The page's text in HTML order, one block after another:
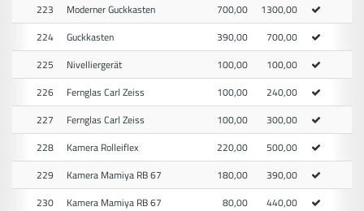
223
Moderner Guckkasten 700,00
1300,00
224
Guckkasten 390,00
700,00
225
Nivelliergerät 100,00
100,00
226
Fernglas Carl Zeiss 100,00
240,00
227
Fernglas Carl Zeiss 100,00
300,00
228
Kamera Rolleiflex 220,00
500,00
229
Kamera Mamiya RB 67 180,00
390,00
230
Kamera Mamiya RB 67 80,00
440,00